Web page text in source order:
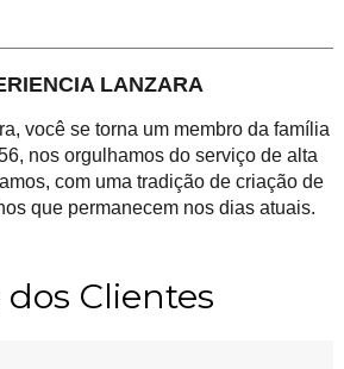
LANZARA
você se torna um membro da família
nos orgulhamos do serviço de alta
com uma tradição de criação de
que permanecem nos dias atuais.
Clientes